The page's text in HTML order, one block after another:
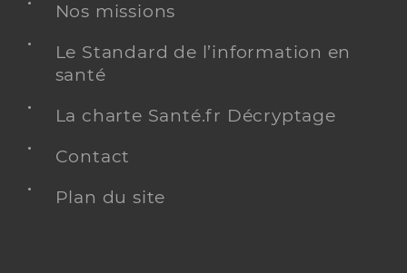
Nos missions
Le Standard de l’information en
santé
La charte Santé.fr Décryptage
Contact
Plan du site